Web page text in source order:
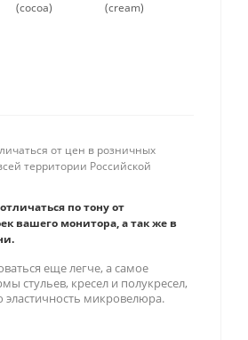
(cocoa)
(cream)
от цен в розничных
территории Российской
по тону от
вашего монитора, а так же в
еще легче, а самое
стульев, кресел и полукресел,
эластичность микровелюра.